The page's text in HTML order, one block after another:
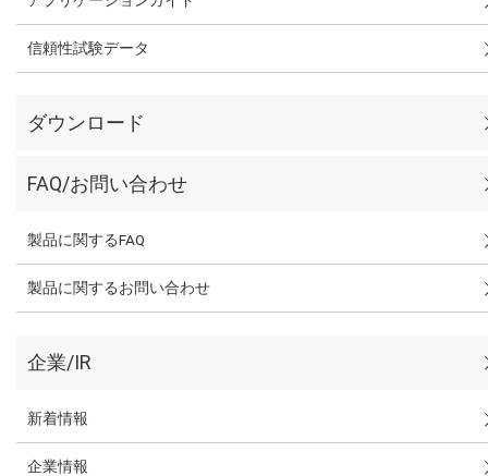
信頼性試験データ
ダウンロード
FAQ/お問い合わせ
製品に関するFAQ
製品に関するお問い合わせ
企業/IR
新着情報
企業情報